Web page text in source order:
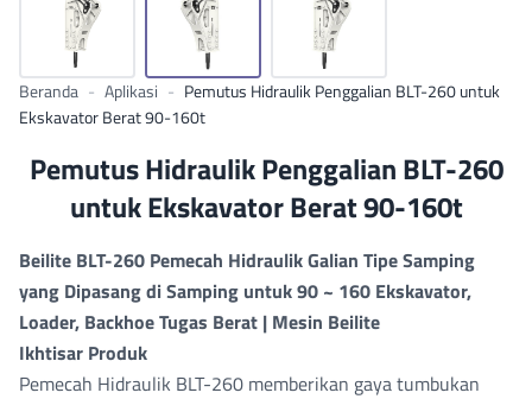
Beranda - Aplikasi - Pemutus Hidraulik Penggalian BLT-260 untuk
Ekskavator Berat 90-160t
Pemutus Hidraulik Penggalian BLT-260
untuk Ekskavator Berat 90-160t
Beilite BLT-260 Pemecah Hidraulik Galian Tipe Samping
yang Dipasang di Samping untuk 90 ~ 160 Ekskavator,
Loader, Backhoe Tugas Berat | Mesin Beilite
Ikhtisar Produk
Pemecah Hidraulik BLT-260 memberikan gaya tumbukan